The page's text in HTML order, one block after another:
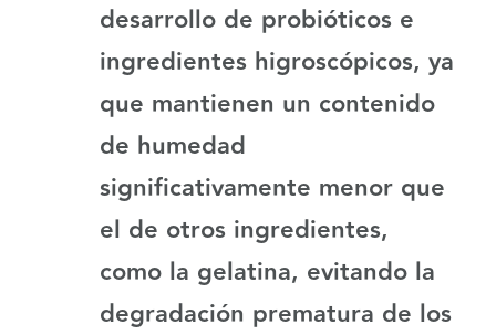
desarrollo de probióticos e
ingredientes higroscópicos, ya
que mantienen un contenido
de humedad
significativamente menor que
el de otros ingredientes,
como la gelatina, evitando la
degradación prematura de los